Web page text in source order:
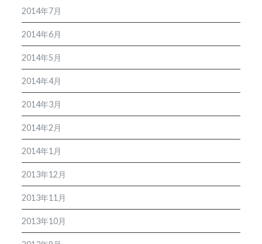
2014年7月
2014年6月
2014年5月
2014年4月
2014年3月
2014年2月
2014年1月
2013年12月
2013年11月
2013年10月